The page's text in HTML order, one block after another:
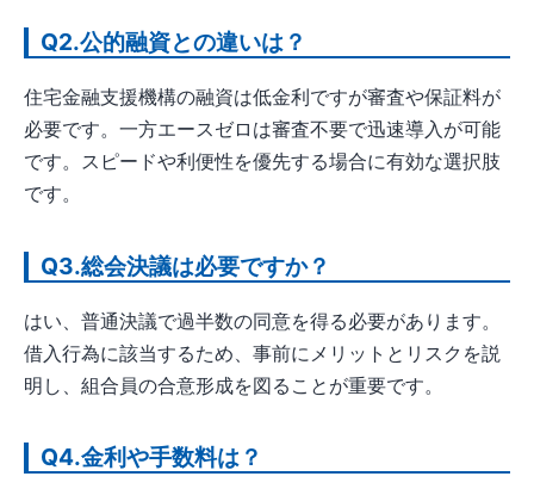
Q2.公的融資との違いは？
住宅金融支援機構の融資は低金利ですが審査や保証料が
必要です。一方エースゼロは審査不要で迅速導入が可能
です。スピードや利便性を優先する場合に有効な選択肢
です。
Q3.総会決議は必要ですか？
はい、普通決議で過半数の同意を得る必要があります。
借入行為に該当するため、事前にメリットとリスクを説
明し、組合員の合意形成を図ることが重要です。
Q4.金利や手数料は？